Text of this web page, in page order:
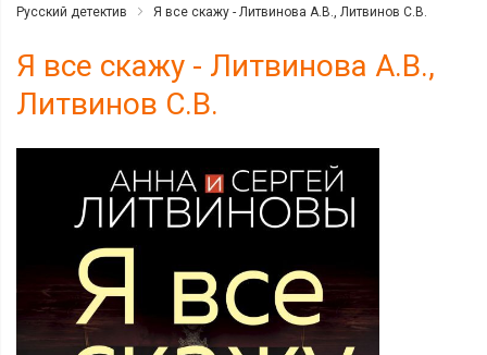
Русский детектив
Я все скажу - Литвинова А.В., Литвинов С.В.
Я все скажу - Литвинова А.В.,
Литвинов С.В.